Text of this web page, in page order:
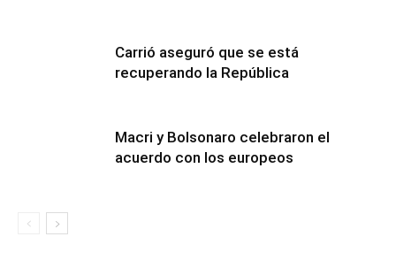
Carrió aseguró que se está
recuperando la República
Macri y Bolsonaro celebraron el
acuerdo con los europeos